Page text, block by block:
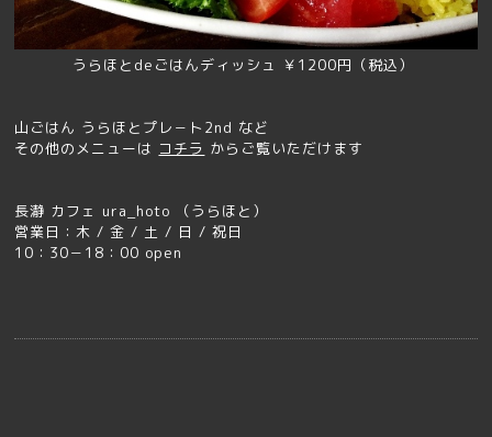
うらほとdeごはんディッシュ ￥1200円（税込）
山ごはん うらほとプレ－ト2nd など
その他のメニューは コチラ からご覧いただけます
長瀞 カフェ ura_hoto （うらほと）
営業日：木 / 金 / 土 / 日 / 祝日
10：30－18：00 open